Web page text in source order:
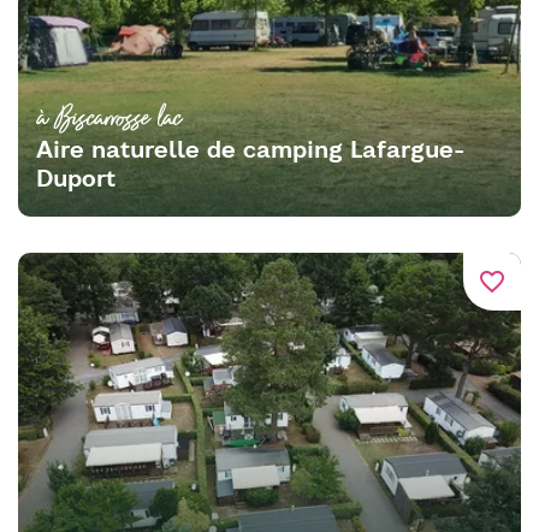
à Biscarrosse lac
Aire naturelle de camping Lafargue-
Duport
favorite_border